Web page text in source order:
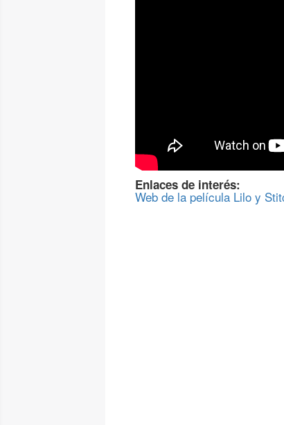
Enlaces de interés:
Web de la película Lilo y